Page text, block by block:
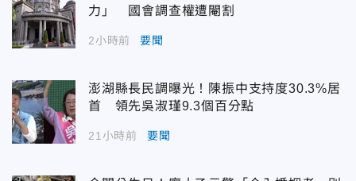
力」 國會調查權遭閹割
2小時前 要聞
澎湖縣長民調曝光！陳振中支持度30.3%居
首 領先吳淑瑾9.3個百分點
21小時前 要聞